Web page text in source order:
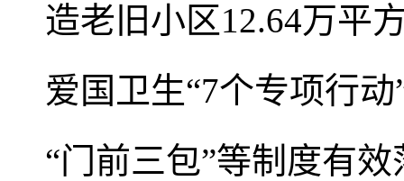
造老旧小区12.64万平
爱国卫生“7个专项行
“门前三包”等制度有